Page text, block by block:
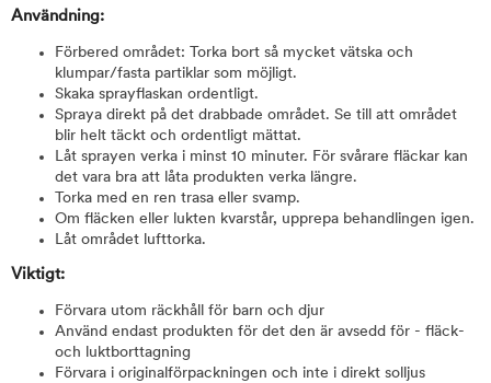
Användning:
Förbered området: Torka bort så mycket vätska och
klumpar/fasta partiklar som möjligt.
Skaka sprayflaskan ordentligt.
Spraya direkt på det drabbade området. Se till att området
blir helt täckt och ordentligt mättat.
Låt sprayen verka i minst 10 minuter. För svårare fläckar kan
det vara bra att låta produkten verka längre.
Torka med en ren trasa eller svamp.
Om fläcken eller lukten kvarstår, upprepa behandlingen igen.
Låt området lufttorka.
Viktigt:
Förvara utom räckhåll för barn och djur
Använd endast produkten för det den är avsedd för - fläck-
och luktborttagning
Förvara i originalförpackningen och inte i direkt solljus